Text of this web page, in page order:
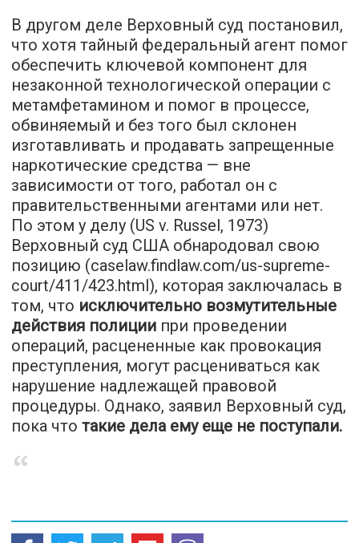
В другом деле Верховный суд постановил,
что хотя тайный федеральный агент помог
обеспечить ключевой компонент для
незаконной технологической операции с
метамфетамином и помог в процессе,
обвиняемый и без того был склонен
изготавливать и продавать запрещенные
наркотические средства — вне
зависимости от того, работал он с
правительственными агентами или нет.
По этом у делу (US v. Russel, 1973)
Верховный суд США обнародовал свою
позицию (caselaw.findlaw.com/us-supreme-
court/411/423.html), которая заключалась в
том, что исключительно возмутительные
действия полиции при проведении
операций, расцененные как провокация
преступления, могут расцениваться как
нарушение надлежащей правовой
процедуры. Однако, заявил Верховный суд,
пока что такие дела ему еще не поступали.